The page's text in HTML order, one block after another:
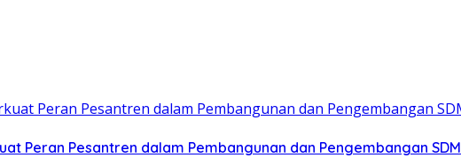
Peran Pesantren dalam Pembangunan dan Pengembangan SDM